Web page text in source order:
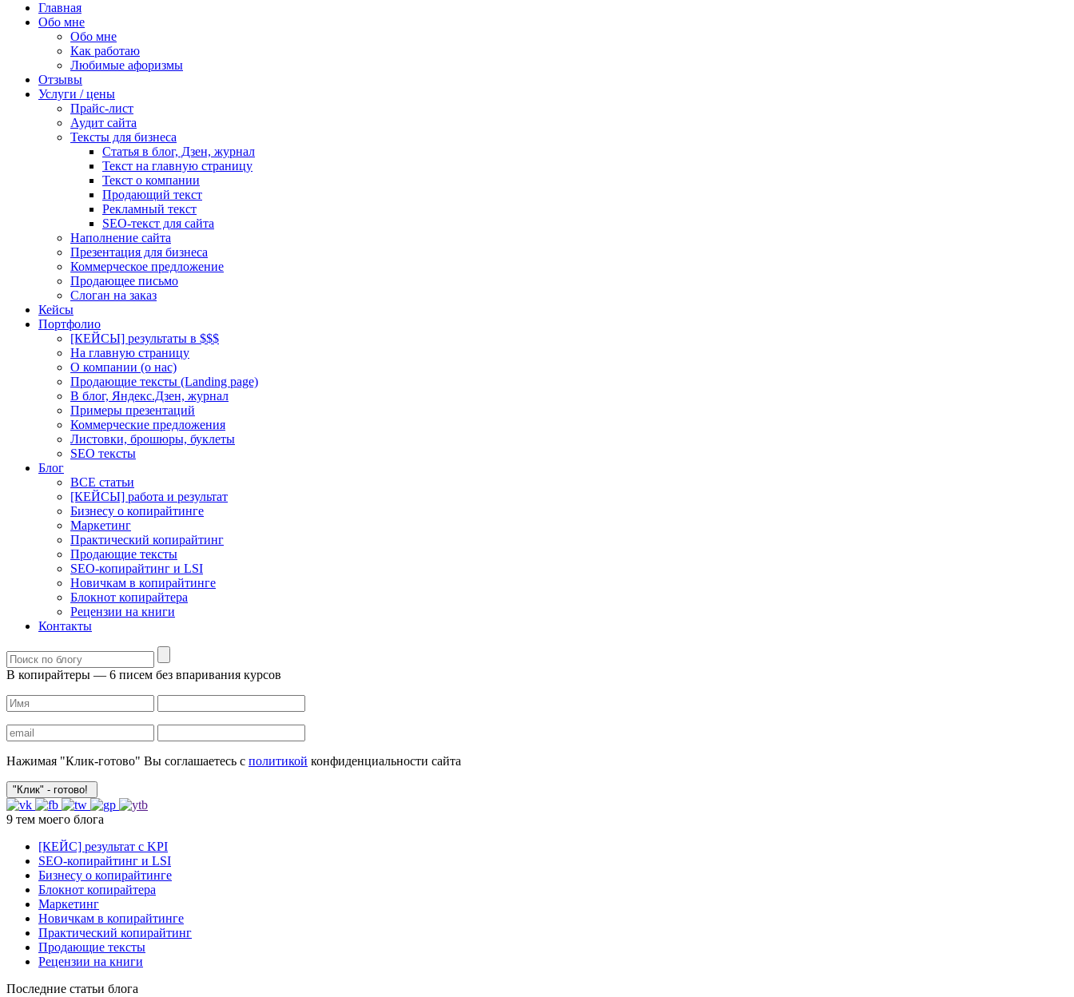
Главная
Обо мне
Обо мне
Как работаю
Любимые афоризмы
Отзывы
Услуги / цены
Прайс-лист
Аудит сайта
Тексты для бизнеса
Статья в блог, Дзен, журнал
Текст на главную страницу
Текст о компании
Продающий текст
Рекламный текст
SEO-текст для сайта
Наполнение сайта
Презентация для бизнеса
Коммерческое предложение
Продающее письмо
Слоган на заказ
Кейсы
Портфолио
[КЕЙСЫ] результаты в $$$
На главную страницу
О компании (о нас)
Продающие тексты (Landing page)
В блог, Яндекс.Дзен, журнал
Примеры презентаций
Коммерческие предложения
Листовки, брошюры, буклеты
SEO тексты
Блог
ВСЕ статьи
[КЕЙСЫ] работа и результат
Бизнесу о копирайтинге
Маркетинг
Практический копирайтинг
Продающие тексты
SEO-копирайтинг и LSI
Новичкам в копирайтинге
Блокнот копирайтера
Рецензии на книги
Контакты
В копирайтеры — 6 писем без впаривания курсов
Нажимая "Клик-готово" Вы соглашаетесь с политикой конфиденциальности сайта
9 тем моего блога
[КЕЙС] результат с KPI
SEO-копирайтинг и LSI
Бизнесу о копирайтинге
Блокнот копирайтера
Маркетинг
Новичкам в копирайтинге
Практический копирайтинг
Продающие тексты
Рецензии на книги
Последние статьи блога